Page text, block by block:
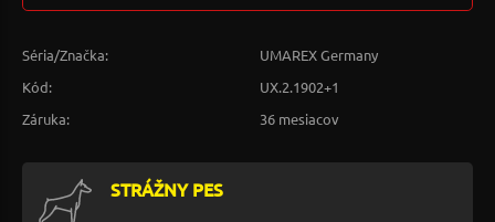
Séria/Značka:
UMAREX Germany
Kód:
UX.2.1902+1
Záruka:
36 mesiacov
STRÁŽNY PES